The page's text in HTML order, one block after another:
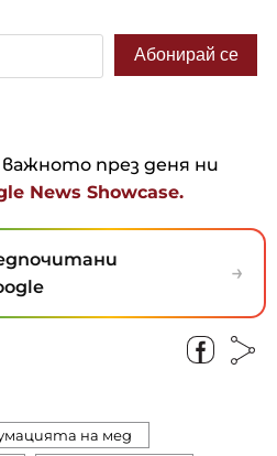
важното през деня ни
News Showcase.
→
на мед